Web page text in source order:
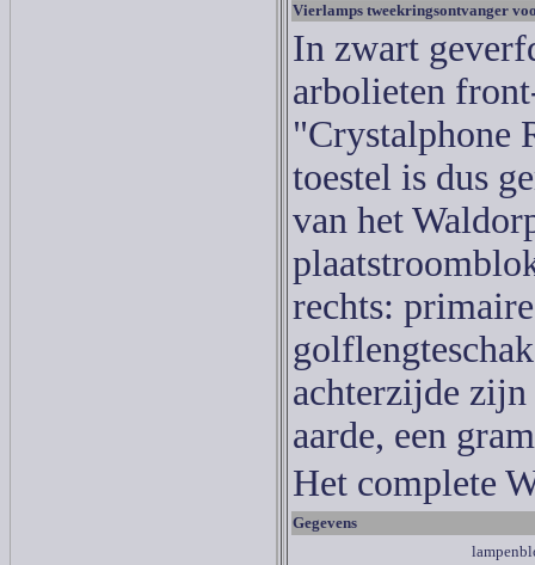
Vierlamps tweekringsontvanger
In zwart
arbolieten
"Crystalphone
toestel is dus
van het
rechts:
achterzijde zijn
aarde, een
Het complete
Gegevens